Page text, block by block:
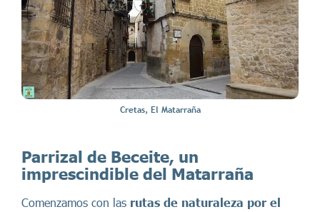
Cretas, El Matarraña
Parrizal de Beceite, un
imprescindible del Matarraña
Comenzamos con las rutas de naturaleza por el